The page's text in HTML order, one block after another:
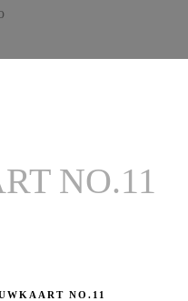
NO.11
NO.11